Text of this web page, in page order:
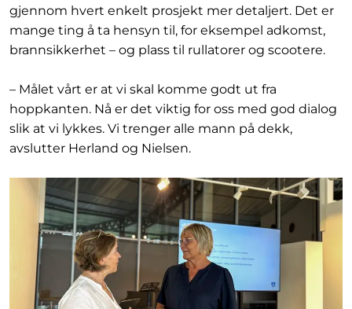
gjennom hvert enkelt prosjekt mer detaljert. Det er
mange ting å ta hensyn til, for eksempel adkomst,
brannsikkerhet – og plass til rullatorer og scootere.
– Målet vårt er at vi skal komme godt ut fra
hoppkanten. Nå er det viktig for oss med god dialog
slik at vi lykkes. Vi trenger alle mann på dekk,
avslutter Herland og Nielsen.